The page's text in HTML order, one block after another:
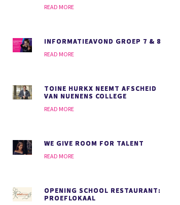
READ MORE
INFORMATIEAVOND GROEP 7 & 8
READ MORE
TOINE HURKX NEEMT AFSCHEID
VAN NUENENS COLLEGE
READ MORE
WE GIVE ROOM FOR TALENT
READ MORE
OPENING SCHOOL RESTAURANT:
PROEFLOKAAL